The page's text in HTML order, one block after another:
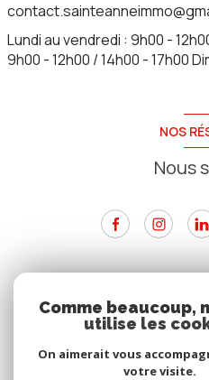
Lundi au vendredi : 9h00 -
9h00 - 12h00 / 14h00 - 17h00
NOS
Nous
Nous
Comme beaucoup,
utilise les
On aimerait vous
votre visite.